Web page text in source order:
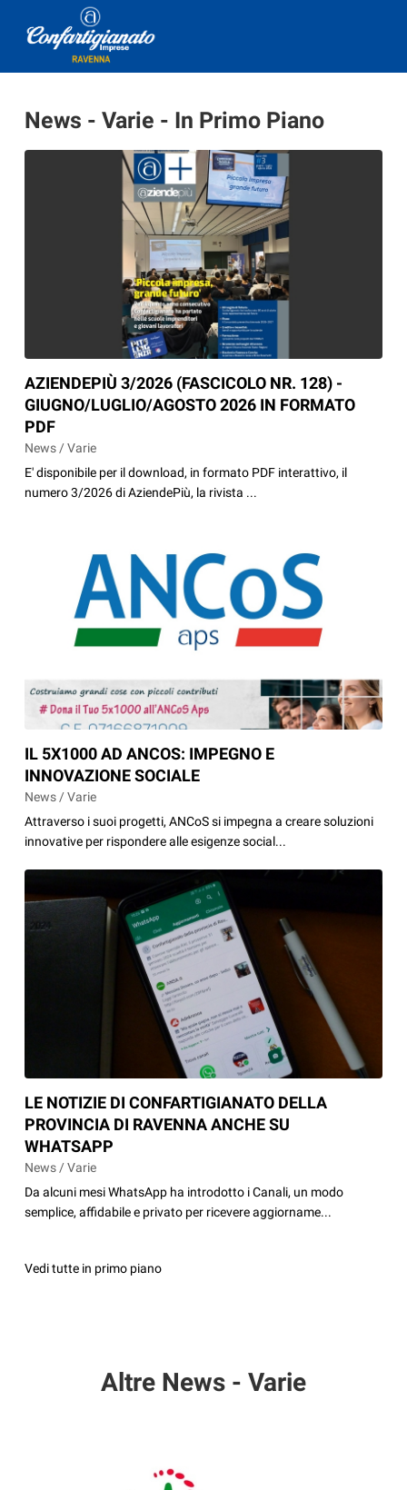
News - Varie - In Primo Piano
AZIENDEPIÙ 3/2026 (FASCICOLO NR. 128) -
GIUGNO/LUGLIO/AGOSTO 2026 IN FORMATO
PDF
News / Varie
E' disponibile per il download, in formato PDF interattivo, il
numero 3/2026 di AziendePiù, la rivista ...
IL 5X1000 AD ANCOS: IMPEGNO E
INNOVAZIONE SOCIALE
News / Varie
Attraverso i suoi progetti, ANCoS si impegna a creare soluzioni
innovative per rispondere alle esigenze social...
LE NOTIZIE DI CONFARTIGIANATO DELLA
PROVINCIA DI RAVENNA ANCHE SU
WHATSAPP
News / Varie
Da alcuni mesi WhatsApp ha introdotto i Canali, un modo
semplice, affidabile e privato per ricevere aggiorname...
Vedi tutte in primo piano
Altre News - Varie